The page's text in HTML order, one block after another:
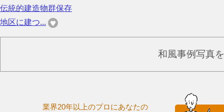
伝統的建造物群保存
地区に建つ...
和風事例写真
業界20年以上のプロにあなたの